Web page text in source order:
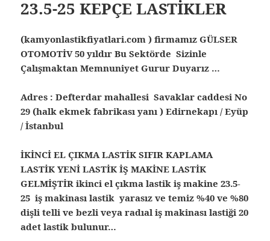
23.5-25 KEPÇE LASTİKLER
(kamyonlastikfiyatlari.com ) firmamız GÜLSER
OTOMOTİV 50 yıldır Bu Sektörde Sizinle
Çalışmaktan Memnuniyet Gurur Duyarız …
Adres : Defterdar mahallesi Savaklar caddesi No
29 (halk ekmek fabrikası yanı ) Edirnekapı / Eyüp
/ İstanbul
İKİNCİ EL ÇIKMA LASTİK SIFIR KAPLAMA
LASTİK YENİ LASTİK İŞ MAKİNE LASTİK
GELMİŞTİR ikinci el çıkma lastik iş makine 23.5-
25 iş makinası lastik yarasız ve temiz %40 ve %80
dişli telli ve bezli veya radıal iş makinası lastiği 20
adet lastik bulunur…